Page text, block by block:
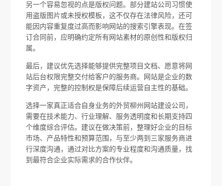
另一个容易忽视的点是版权问题。部分建站公司习惯使
用盗版图片或未授权模板，这不仅存在法律风险，还可
能因内容重复度过高而影响网站的搜索引擎表现。在签
订合同前，应明确约定所有网站素材的原创性和版权归
属。
最后，建议优先选择能够提供完整项目文档、愿意将网
站后台权限完整交付给客户的服务商。网站是企业的数
字资产，完整的控制权是保障后续运营自主性的基础。
选择一家真正适合自身业务的外贸柳州网站建设公司，
需要在技术能力、行业理解、服务透明度和长期支持四
个维度综合评估。建议在做决策前，整理好企业的目标
市场、产品特性和预算范围，与至少两到三家服务商进
行深度沟通，通过对比方案的专业程度和沟通质量，找
到最符合企业实际需求的合作伙伴。